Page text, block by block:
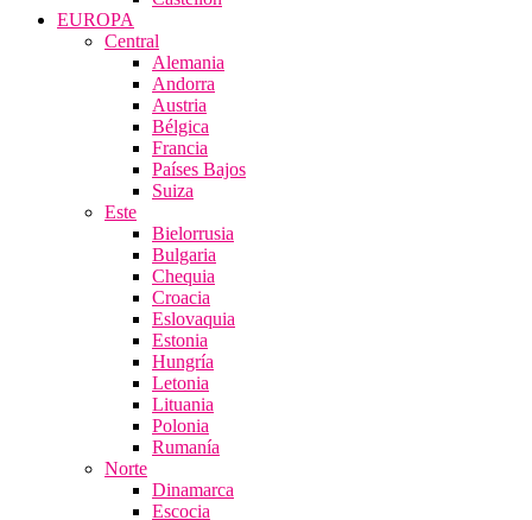
EUROPA
Central
Alemania
Andorra
Austria
Bélgica
Francia
Países Bajos
Suiza
Este
Bielorrusia
Bulgaria
Chequia
Croacia
Eslovaquia
Estonia
Hungría
Letonia
Lituania
Polonia
Rumanía
Norte
Dinamarca
Escocia